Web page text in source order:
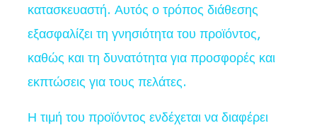
κατασκευαστή. Αυτός ο τρόπος διάθεσης
εξασφαλίζει τη γνησιότητα του προϊόντος,
καθώς και τη δυνατότητα για προσφορές και
εκπτώσεις για τους πελάτες.
Η τιμή του προϊόντος ενδέχεται να διαφέρει